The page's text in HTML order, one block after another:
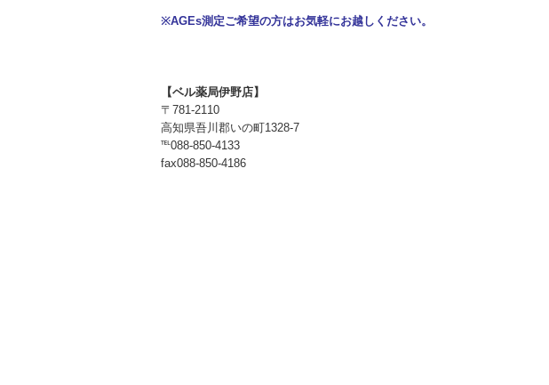
※AGEs測定ご希望の方はお気軽にお越しください。
【ベル薬局伊野店】
〒781-2110
高知県吾川郡いの町1328-7
℡088-850-4133
fax088-850-4186